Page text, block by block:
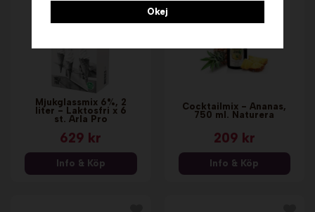
Mjukglassmix 6%, 2
liter - Laktosfri x 6
st. Arla Pro
629 kr
Info & Köp
Cocktailmix - Ananas,
750 ml. Naturera
209 kr
Info & Köp
Okej